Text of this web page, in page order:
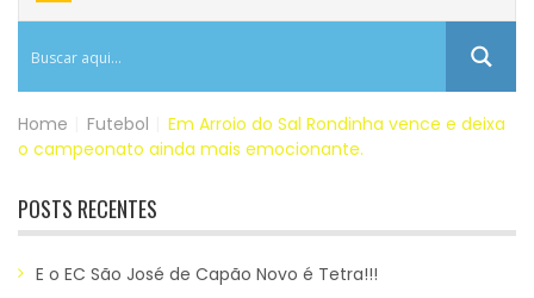
Home Futebol
Em Arroio do Sal Rondinha vence e deixa
o campeonato ainda mais emocionante.
POSTS RECENTES
E o EC São José de Capão Novo é Tetra!!!